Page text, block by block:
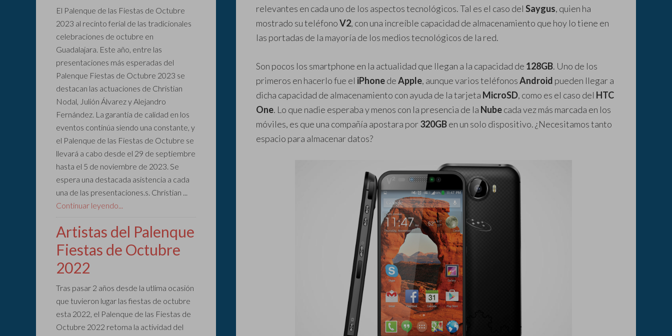
relevantes en cada uno de los aspectos tecnológicos. Tal es el caso del Saygus, quien ha
mostrado su teléfonoV2, con una increíble capacidad de almacenamiento que hoy lo tiene en
las portadas de la mayoría de los medios tecnológicos de la red.
Son pocos los smartphone en la actualidad que llegan a la capacidad de 128GB. Uno de los
primeros en hacerlo fue el iPhonedeApple, aunque varios teléfonosAndroid pueden llegar a
dicha capacidad de almacenamiento con ayuda de la tarjeta MicroSD, como es el caso del HTC
One. Lo que nadie esperaba y menos con la presencia de la Nubecada vez más marcada en los
móviles, es que una compañía apostara por320GBen un solo dispositivo. ¿Necesitamos tanto
espacio para almacenar datos?
El Palenque de las Fiestas de Octubre
2023 al recinto ferial de las tradicionales
celebraciones de octubre en
Guadalajara. Este año, entre las
presentaciones más esperadas del
Palenque Fiestas de Octubre 2023 se
destacan las actuaciones de Christian
Nodal, Julión Álvarez y Alejandro
Fernández. La garantía de calidad en los
eventos continúa siendo una constante, y
el Palenque de las Fiestas de Octubre se
llevará a cabo desde el 29 de septiembre
hasta el 5 de noviembre de 2023. Se
espera una destacada asistencia a cada
una de las presentaciones.s. Christian ...
Continuar leyendo...
Artistas del Palenque
Fiestas de Octubre
2022
Tras pasar 2 años desde la utlima ocasión
que tuvieron lugar las fiestas de octubre
esta 2022, el Palenque de las Fiestas de
Octubre 2022 retoma la actividad del